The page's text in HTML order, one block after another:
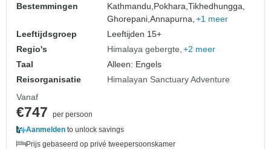
Bestemmingen
Kathmandu, Pokhara,Tikhedhungga,
Ghorepani,Annapurna, +1 meer
Leeftijdsgroep
Leeftijden 15+
Regio's
Himalaya gebergte +2 meer
Taal
Alleen: Engels
Reisorganisatie
Himalayan Sanctuary Adventure
Vanaf
€747
per persoon
Aanmelden to unlock savings
Prijs gebaseerd op privé tweepersoonskamer